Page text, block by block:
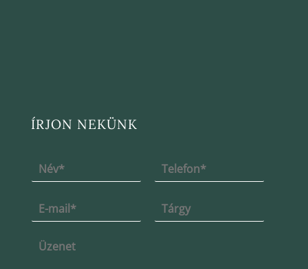
ÍRJON NEKÜNK